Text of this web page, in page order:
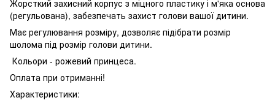
Жорсткий захисний корпус з міцного пластику і м'яка основа
(регульована), забезпечать захист голови вашої дитини.
Має регулювання розміру, дозволяє підібрати розмір
шолома під розмір голови дитини.
Кольори - рожевий принцеса.
Оплата при отриманні!
Характеристики: